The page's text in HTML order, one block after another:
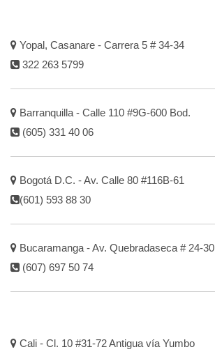
Yopal, Casanare - Carrera 5 # 34-34
322 263 5799
Barranquilla - Calle 110 #9G-600 Bod.
(605) 331 40 06
Bogotá D.C. - Av. Calle 80 #116B-61
(601) 593 88 30
Bucaramanga - Av. Quebradaseca # 24-30
(607) 697 50 74
Cali - Cl. 10 #31-72 Antigua vía Yumbo